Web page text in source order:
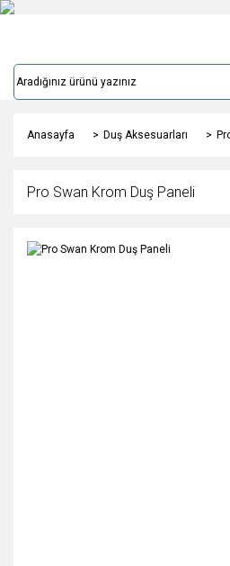
Anasayfa Duş Aksesuarları
Pro Swan Krom Duş Paneli